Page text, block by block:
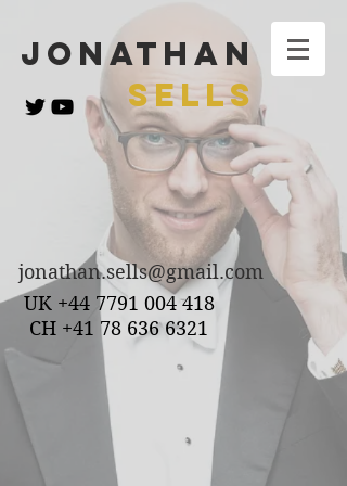
Jonathan
SELLS
jonathan.sells@gmail.com
UK +44 7791 004 418
CH +41 78 636 6321